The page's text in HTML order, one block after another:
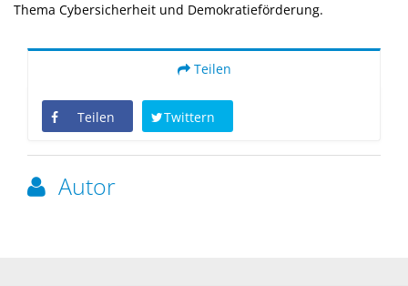
Thema Cybersicherheit und Demokratieförderung.
Teilen
Teilen Twittern
Autor